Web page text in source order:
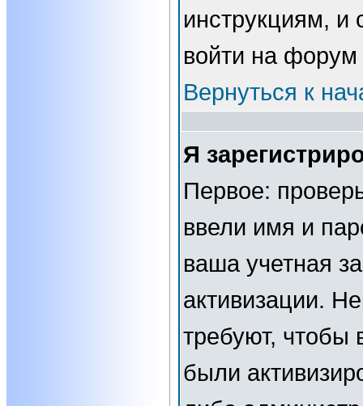
инструкциям, и
войти на форум
Вернуться к
Я
Первое:
ввели имя и
ваша учетная
активизации.
требуют, чтобы
были